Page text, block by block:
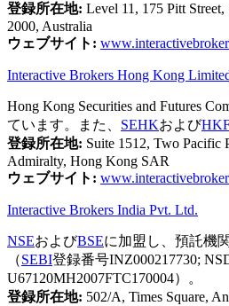
登録所在地: Level 11, 175 Pitt
2000, Australia
ウェブサイト:
Interactive Brokers Hong Kong
Hong Kong Securities and Futures
ています。また、 SEHKおよび
登録所在地: Suite 1512, Two Pacific
Admiralty, Hong Kong SAR
ウェブサイト:
Interactive Brokers India Pvt. Ltd.
NSEおよびBSEに加盟し、預託機関
（SEBI登録番号INZ000217730;
U67120MH2007FTC170004）。
登録所在地: 502/A, Times Square,